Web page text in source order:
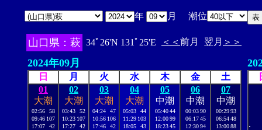
年 月 潮位
山口県：萩 34ﾟ26'N 131ﾟ25'E ＜＜ 前月 翌月 ＞＞
2024年09月
日 月 火 水 木 金
土
01
大潮
02:56
58
09:46 107
17:07
42
02
大潮
03:43
52
10:23 107
17:27
42
03
大潮
04:24
47
10:56 106
17:46
42
04
大潮
05:03
44
11:29 103
18:05
43
05
中潮
05:40 44
12:00 99
18:23 45
06
中潮
00:03 90
06:17 45
12:30 94
07
中潮
00:29 93
06:54 48
13:00 88
.